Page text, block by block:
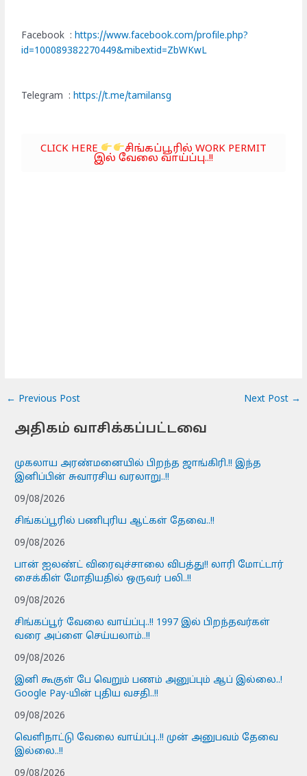
Facebook :https://www.facebook.com/profile.php?
id=100089382270449&mibextid=ZbWKwL
Telegram :https://t.me/tamilansg
CLICK HERE சிங்கப்பூரில் WORK PERMIT
இல் வேலை வாய்ப்பு..!!
← Previous Post Next Post →
அதிகம் வாசிக்கப்பட்டவை
முகலாய அரண்மனையில் பிறந்த ஜாங்கிரி.!! இந்த
இனிப்பின் சுவாரசிய வரலாறு..!!
09/08/2026
சிங்கப்பூரில் பணிபுரிய ஆட்கள் தேவை..!!
09/08/2026
பான் ஐலண்ட் விரைவுச்சாலை விபத்து!! லாரி மோட்டார்
சைக்கிள் மோதியதில் ஒருவர் பலி..!!
09/08/2026
சிங்கப்பூர் வேலை வாய்ப்பு..!! 1997 இல் பிறந்தவர்கள்
வரை அப்ளை செய்யலாம்..!!
09/08/2026
இனி கூகுள் பே வெறும் பணம் அனுப்பும் ஆப் இல்லை..!
Google Pay-யின் புதிய வசதி..!!
09/08/2026
வெளிநாட்டு வேலை வாய்ப்பு..!! முன் அனுபவம் தேவை
இல்லை..!!
09/08/2026